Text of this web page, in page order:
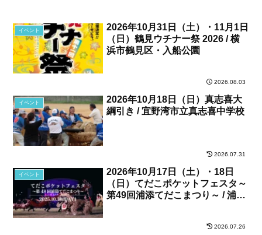
イベント
2026年10月31日（土）・11月1日
（日）鶴見ウチナー祭 2026 / 横
浜市鶴見区・入船公園
2026.08.03
イベント
2026年10月18日（日）真志喜大
綱引き / 宜野湾市立真志喜中学校
2026.07.31
イベント
2026年10月17日（土）・18日
（日）てだこポケットフェスタ～
第49回浦添てだこまつり～ / 浦添
2026.07.26